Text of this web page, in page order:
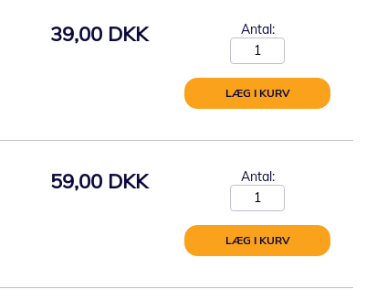
39,00 DKK Antal:
LÆG I KURV
59,00 DKK Antal:
LÆG I KURV